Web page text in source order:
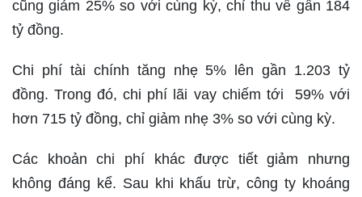
cũng giảm 25% so với cùng kỳ, chỉ thu về gần 184
tỷ đồng.
Chi phí tài chính tăng nhẹ 5% lên gần 1.203 tỷ
đồng. Trong đó, chi phí lãi vay chiếm tới 59% với
hơn 715 tỷ đồng, chỉ giảm nhẹ 3% so với cùng kỳ.
Các khoản chi phí khác được tiết giảm nhưng
không đáng kể. Sau khi khấu trừ, công ty khoáng